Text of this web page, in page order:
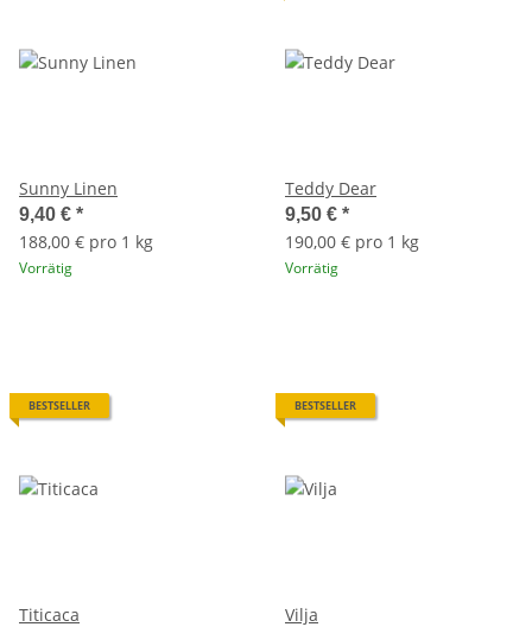
Sunny Linen
9,40 € *
188,00 € pro 1 kg
Vorrätig
Teddy Dear
9,50 € *
190,00 € pro 1 kg
Vorrätig
BESTSELLER
Titicaca
BESTSELLER
Vilja